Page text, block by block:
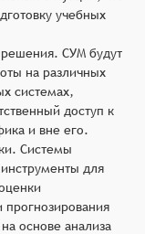
учебных
СУМ будут
на различных
системах,
доступ к
и вне его.
Системы
для
основе анализа